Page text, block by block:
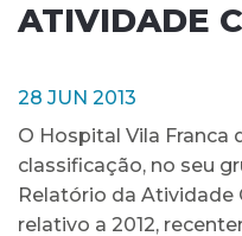
ATIVIDADE
28 JUN 2013
O Hospital Vila Franca
classificação, no seu
Relatório da Atividade
relativo a 2012,